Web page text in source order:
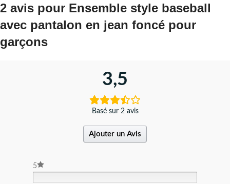
2 avis pour Ensemble style baseball
avec pantalon en jean foncé pour
garçons
3,5
Basé sur 2 avis
Ajouter un Avis
5